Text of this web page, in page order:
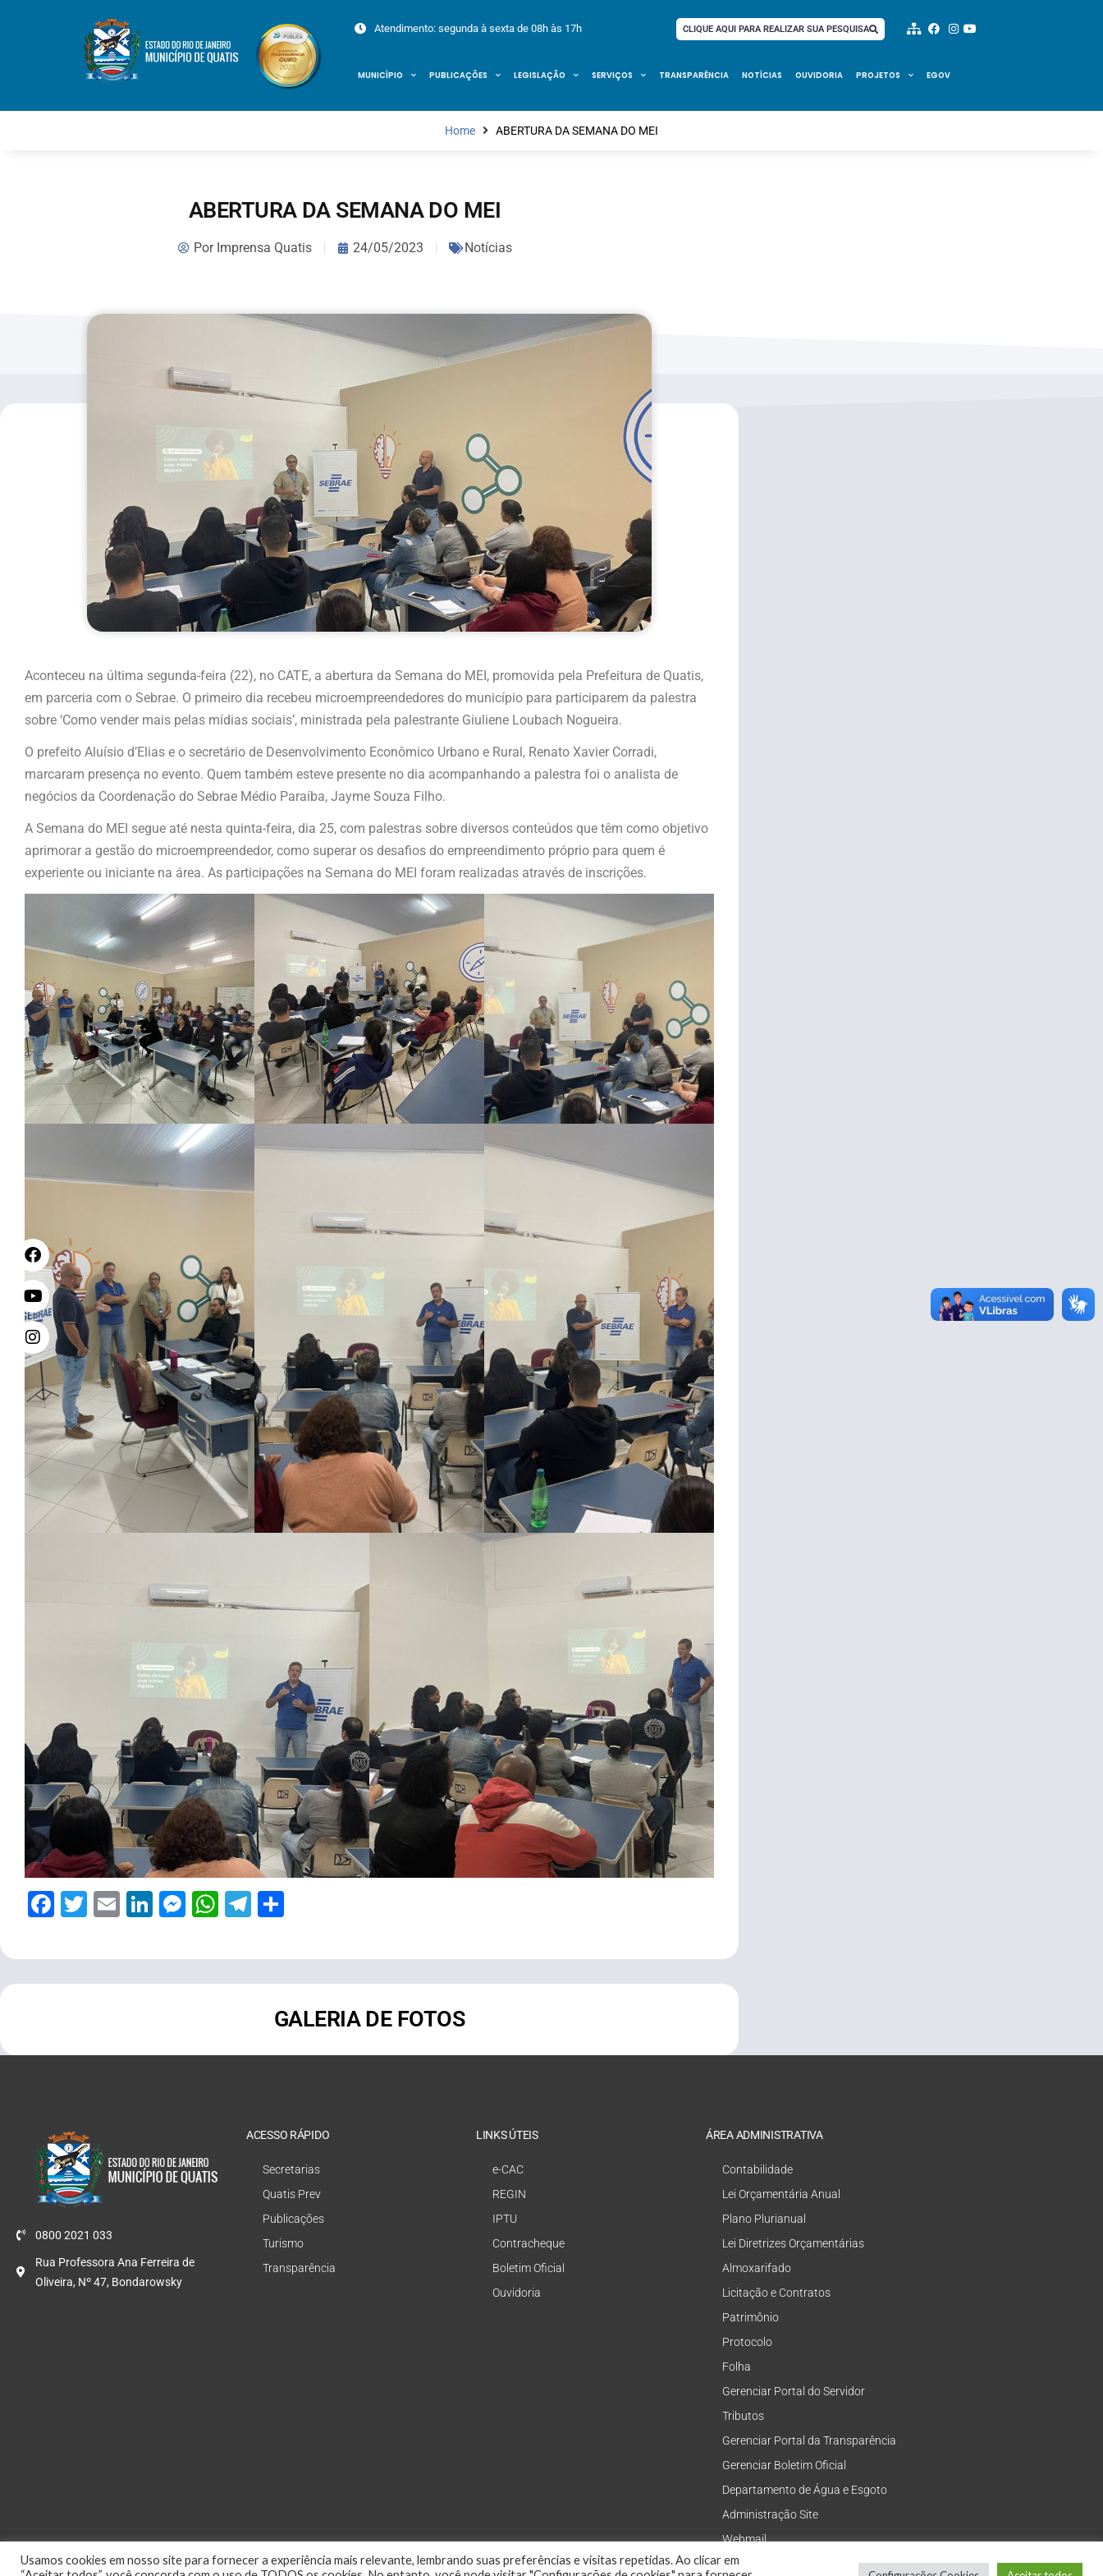
Atendimento: segunda à sexta de 08h às 17h CLIQUE AQUI PARA REALIZAR SUA PESQUISA
MUNICÍPIO PUBLICAÇÕES LEGISLAÇÃO SERVIÇOS TRANSPARÊNCIA NOTÍCIAS OUVIDORIA PROJETOS EGOV
Home ABERTURA DA SEMANA DO MEI
ABERTURA DA SEMANA DO MEI
PorImprensa Quatis 24/05/2023 Notícias
Aconteceu na última segunda-feira (22), no CATE, a abertura da Semana do MEI, promovida pela Prefeitura de Quatis,
em parceria com o Sebrae. O primeiro dia recebeu microempreendedores do município para participarem da palestra
sobre ‘Como vender mais pelas mídias sociais’, ministrada pela palestrante Giuliene Loubach Nogueira.
O prefeito Aluísio d’Elias e o secretário de Desenvolvimento Econômico Urbano e Rural, Renato Xavier Corradi,
marcaram presença no evento. Quem também esteve presente no dia acompanhando a palestra foi o analista de
negócios da Coordenação do Sebrae Médio Paraíba, Jayme Souza Filho.
A Semana do MEI segue até nesta quinta-feira, dia 25, com palestras sobre diversos conteúdos que têm como objetivo
aprimorar a gestão do microempreendedor, como superar os desafios do empreendimento próprio para quem é
experiente ou iniciante na área. As participações na Semana do MEI foram realizadas através de inscrições.
Facebook
Twitter
EmailLinkedIn
Messenger
WhatsApp
Telegram
GALERIA DE FOTOS
0800 2021 033
Rua Professora Ana Ferreira de
Oliveira, Nº 47, Bondarowsky
ACESSO RÁPIDO
Secretarias
Quatis Prev
Publicações
Turismo
Transparência
LINKS ÚTEIS
e-CAC
REGIN
IPTU
Contracheque
Boletim Oficial
Ouvidoria
ÁREA ADMINISTRATIVA
Contabilidade
Lei Orçamentária Anual
Plano Plurianual
Lei Diretrizes Orçamentárias
Almoxarifado
Licitação e Contratos
Patrimônio
Protocolo
Folha
Gerenciar Portal do Servidor
Tributos
Gerenciar Portal da Transparência
Gerenciar Boletim Oficial
Departamento de Água e Esgoto
Administração Site
Webmail
Usamos cookies em nosso site para fornecer a experiência mais relevante, lembrando suas preferências e visitas repetidas. Ao clicar em